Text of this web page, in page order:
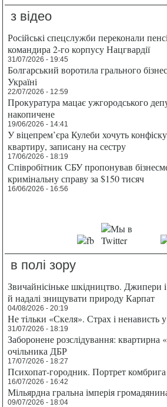
з відео
Російські спецслужби переконали
командира 2-го корпусу Нацгвардії
31/07/2026 - 19:45
Болгарський воротила грального
Україні
22/07/2026 - 12:59
Прокуратура мацає ужгородського
накопичене
19/06/2026 - 14:41
У віцепрем’єра Кулеби хочуть
квартиру, записану на сестру
17/06/2026 - 18:19
Співробітник СБУ пропонував
кримінальну справу за $150 тисяч
16/06/2026 - 16:56
в полі зору
Звичайнісіньке шкідництво. Джипери
й надалі знищувати природу Карпат
04/08/2026 - 20:19
Не тільки «Скеля». Страх і
31/07/2026 - 18:19
Заборонене розслідування: квартирна
очільника ДБР
17/07/2026 - 18:27
Психопат-городник. Портрет
16/07/2026 - 16:42
Мільярдна гральна імперія
09/07/2026 - 18:04